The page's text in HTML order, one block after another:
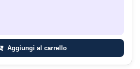
Aggiungi al carrello